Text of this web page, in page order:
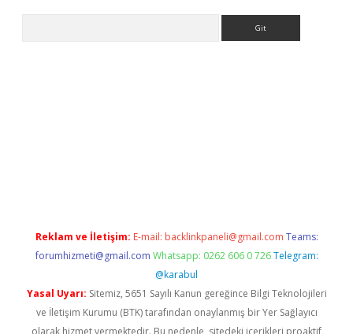
Reklam ve İletişim: E-mail: backlinkpaneli@gmail.com Teams:
forumhizmeti@gmail.com Whatsapp: 0262 606 0 726 Telegram:
@karabul
Yasal Uyarı: Sitemiz, 5651 Sayılı Kanun gereğince Bilgi Teknolojileri
ve İletişim Kurumu (BTK) tarafından onaylanmış bir Yer Sağlayıcı
olarak hizmet vermektedir. Bu nedenle, sitedeki içerikleri proaktif